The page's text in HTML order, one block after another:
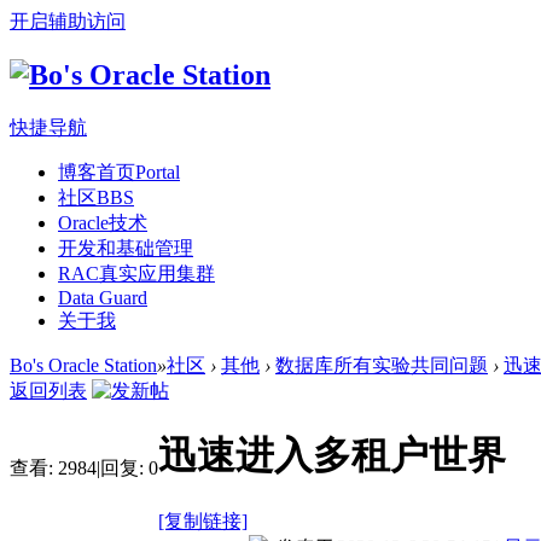
开启辅助访问
快捷导航
博客首页Portal
社区BBS
Oracle技术
开发和基础管理
RAC真实应用集群
Data Guard
关于我
Bo's Oracle Station»社区 › 其他 › 数据库所有实验共同问题 › 迅
返回列表
查看: 2984|回复: 0迅速进入多租户世界
[复制链接]